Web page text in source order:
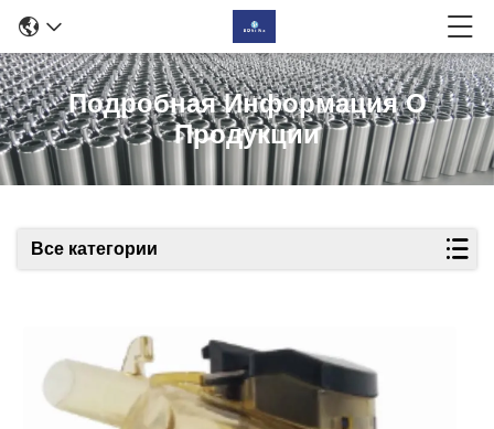
Подробная Информация О
Продукции
Все категории